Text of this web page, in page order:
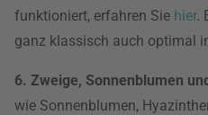
funktioniert, erfahren Sie hier.
ganz klassisch auch optimal
6. Zweige, Sonnenblumen
wie Sonnenblumen,